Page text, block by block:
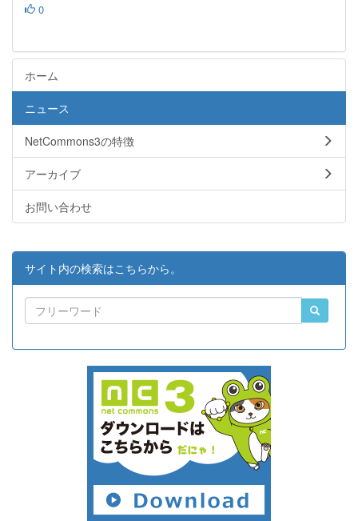
0
ホーム
ニュース
NetCommons3の特徴
アーカイブ
お問い合わせ
サイト内の検索はこちらから。